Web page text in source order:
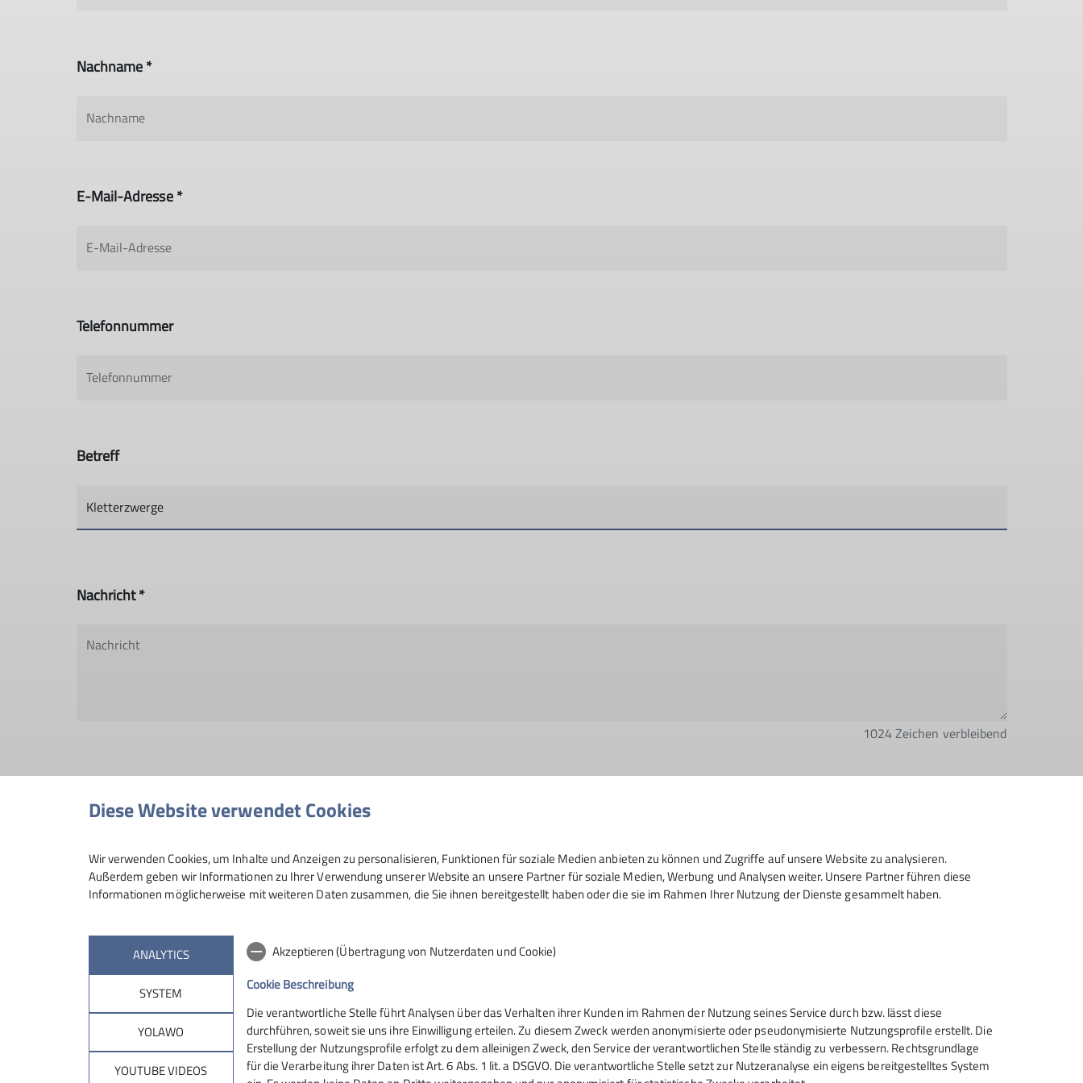
Nachname *
E-Mail-Adresse *
Telefonnummer
Betreff
Nachricht *
1024Zeichen verbleibend
Hiermit bestätige ich die Kenntnisnahme der Datenschutzerklärung *
Hiermit erkläre ich mich einverstanden, dass meine in das Kontaktformular eingegebenen Daten elektronisch gesichert und zum Zweck der
Kontaktaufnahme verarbeitet und genutzt werden. Mir ist bekannt, dass ich meine Einwilligung jederzeit wiederrufen kann. *
Mit (*) markierte Felder sind Pflichtfelder
Sektion Programm DAV
Sektion Tuttlingen des
Deutschen Alpenvereins e.V.
Diese Website verwendet Cookies
Wir verwenden Cookies, um Inhalte und Anzeigen zu personalisieren, Funktionen für soziale Medien anbieten zu können und Zugriffe auf unsere Website zu analysieren.
Außerdem geben wir Informationen zu Ihrer Verwendung unserer Website an unsere Partner für soziale Medien, Werbung und Analysen weiter. Unsere Partner führen diese
Informationen möglicherweise mit weiteren Daten zusammen, die Sie ihnen bereitgestellt haben oder die sie im Rahmen Ihrer Nutzung der Dienste gesammelt haben.
ANALYTICS
SYSTEM
YOLAWO
YOUTUBE VIDEOS
Akzeptieren (Übertragung von Nutzerdaten und Cookie)
Cookie Beschreibung
Die verantwortliche Stelle führt Analysen über das Verhalten ihrer Kunden im Rahmen der Nutzung seines Service durch bzw. lässt diese
durchführen, soweit sie uns ihre Einwilligung erteilen. Zu diesem Zweck werden anonymisierte oder pseudonymisierte Nutzungsprofile erstellt. Die
Erstellung der Nutzungsprofile erfolgt zu dem alleinigen Zweck, den Service der verantwortlichen Stelle ständig zu verbessern. Rechtsgrundlage
für die Verarbeitung ihrer Daten ist Art. 6 Abs. 1 lit. a DSGVO. Die verantwortliche Stelle setzt zur Nutzeranalyse ein eigens bereitgestelltes System